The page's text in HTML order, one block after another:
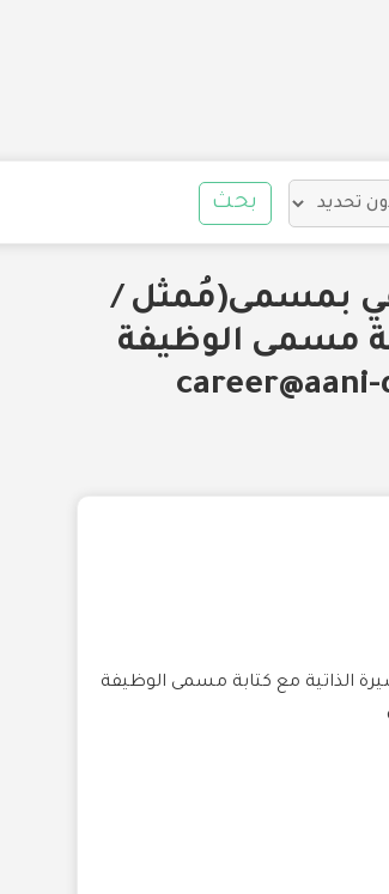
بحث
بمسمى(مُمثل /
مسمى الوظيفة
الذاتية مع كتابة مسمى الوظيفة